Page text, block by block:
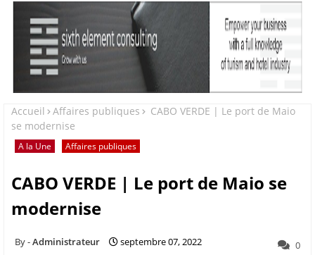
Accueil Affaires publiques
CABO VERDE | Le port de Maio
se modernise
A la Une Affaires publiques
CABO VERDE | Le port de Maio se
modernise
Administrateur septembre 07, 2022 0